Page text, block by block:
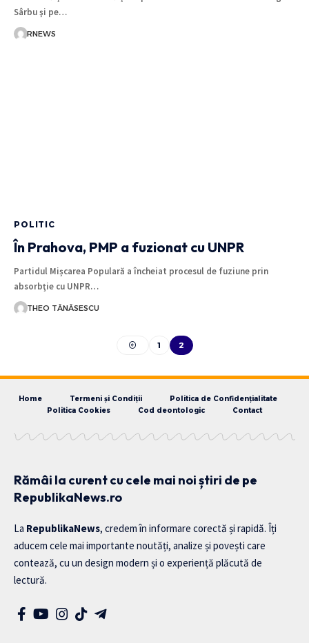
Sârbu şi pe…
RNEWS
POLITIC
În Prahova, PMP a fuzionat cu UNPR
Partidul Mișcarea Populară a încheiat procesul de fuziune prin
absorbţie cu UNPR…
THEO TĂNĂSESCU
1 2
Home Termeni și Condiții
Politica de Confidențialitate
Politica Cookies
Cod deontologic Contact
Rămâi la curent cu cele mai noi știri de pe
RepublikaNews.ro
La RepublikaNews, credem în informare corectă și rapidă. Îți
aducem cele mai importante noutăți, analize și povești care
contează, cu un design modern și o experiență plăcută de
lectură.